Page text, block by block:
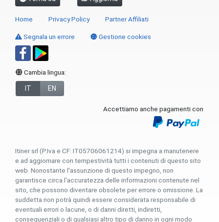
Home Privacy Policy Partner Affiliati
Segnala un errore Gestione cookies
Cambia lingua:
IT EN
Accettiamo anche pagamenti con
Itiner srl (P.Iva e CF: IT05706061214) si impegna a manutenere
e ad aggiornare con tempestività tutti i contenuti di questo sito
web. Nonostante l'assunzione di questo impegno, non
garantisce circa l'accuratezza delle informazioni contenute nel
sito, che possono diventare obsolete per errore o omissione. La
suddetta non potrà quindi essere considerata responsabile di
eventuali errori o lacune, o di danni diretti, indiretti,
consequenziali o di qualsiasi altro tipo di danno in ogni modo